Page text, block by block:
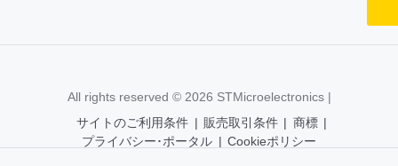
All rights reserved © 2026 STMicroelectronics |
サイトのご利用条件 | 販売取引条件 | 商標 |
プライバシー･ポータル | Cookieポリシー